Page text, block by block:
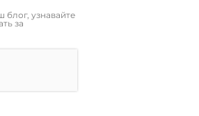
узнавайте
за